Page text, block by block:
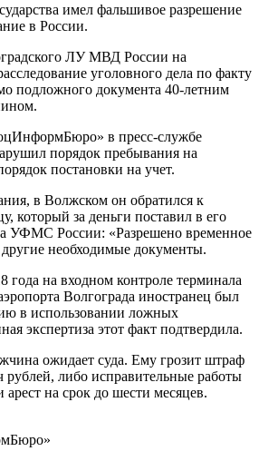
имел фальшивое разрешение
в России.
ЛУ МВД России на
уголовного дела по факту
подложного документа 40-летним
в пресс-службе
порядок пребывания на
постановки на учет.
в Волжском он обратился к
который за деньги поставил в его
УФМС России: «Разрешено временное
необходимые документы.
года на входном контроле терминала
Волгограда иностранец был
в использовании ложных
экспертиза этот факт подтвердила.
ожидает суда. Ему грозит штраф
рублей, либо исправительные работы
арест на срок до шести месяцев.